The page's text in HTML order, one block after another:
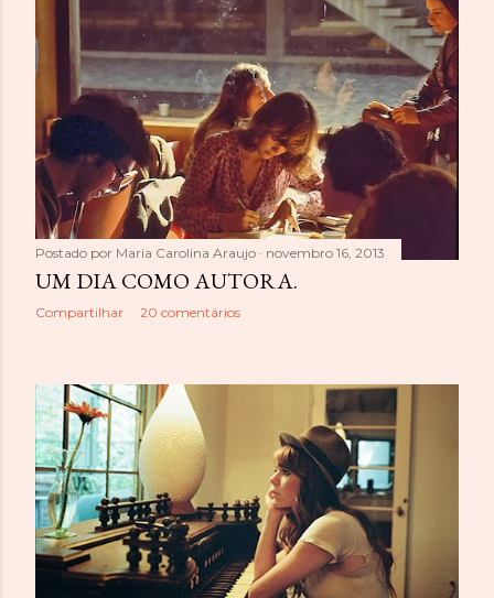
Postado por Maria Carolina Araujo novembro 16, 2013
UM DIA COMO AUTORA.
Compartilhar 20 comentários